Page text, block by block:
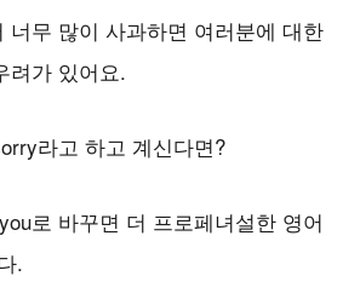
너무 많이 사과하면 여러분에 대한
려가 있어요.
라고 하고 계신다면?
로 바꾸면 더 프로페녀설한 영어
.